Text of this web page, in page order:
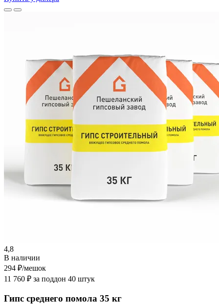
4,8
В наличии
294 ₽/мешок
11 760 ₽ за поддон 40 штук
Гипс среднего помола 35 кг